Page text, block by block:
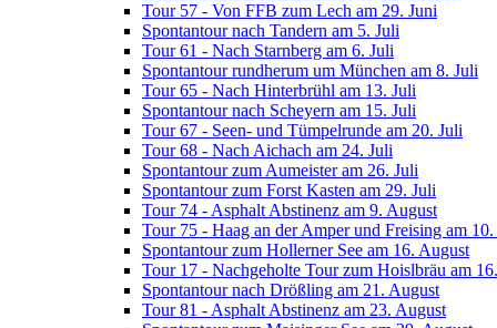
Tour 57 - Von FFB zum Lech am 29. Juni
Spontantour nach Tandern am 5. Juli
Tour 61 - Nach Starnberg am 6. Juli
Spontantour rundherum um München am 8. Juli
Tour 65 - Nach Hinterbrühl am 13. Juli
Spontantour nach Scheyern am 15. Juli
Tour 67 - Seen- und Tümpelrunde am 20. Juli
Tour 68 - Nach Aichach am 24. Juli
Spontantour zum Aumeister am 26. Juli
Spontantour zum Forst Kasten am 29. Juli
Tour 74 - Asphalt Abstinenz am 9. August
Tour 75 - Haag an der Amper und Freising am
Spontantour zum Hollerner See am 16. August
Tour 17 - Nachgeholte Tour zum Hoislbräu am
Spontantour nach Drößling am 21. August
Tour 81 - Asphalt Abstinenz am 23. August